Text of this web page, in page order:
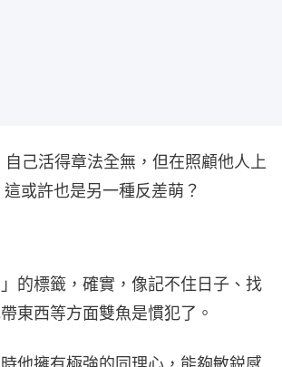
自己活得章法全無，但在照顧他人上
或許也是另一種反差萌？
的標籤，確實，像記不住日子、找
東西等方面雙魚是慣犯了。